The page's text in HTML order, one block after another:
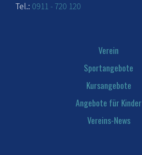
Tel.: 0911 - 720 120
Verein
Sportangebote
Kursangebote
Angebote für Kinder
Vereins-News